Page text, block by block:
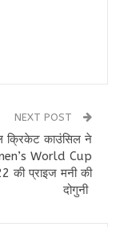
NEXT POST
क्रिकेट काउंसिल ने
World Cup
की प्राइज मनी की
दोगुनी